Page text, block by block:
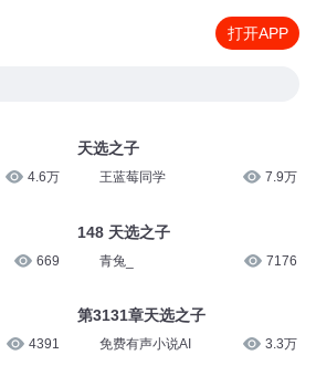
打开APP
4.6万
669
4391
天选之子
王蓝莓同学 7.9万
148 天选之子
青兔_ 7176
第3131章天选之子
免费有声小说AI 3.3万